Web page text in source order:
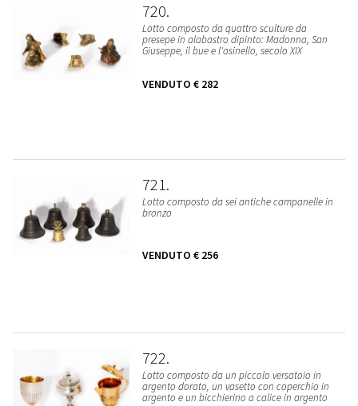
720
Lotto composto da quattro sculture da
presepe in alabastro dipinto: Madonna, San
Giuseppe, il bue e l'asinello, secolo XIX
VENDUTO € 282
721
Lotto composto da sei antiche campanelle in
bronzo
VENDUTO € 256
722
Lotto composto da un piccolo versatoio in
argento dorato, un vasetto con coperchio in
argento e un bicchierino a calice in argento